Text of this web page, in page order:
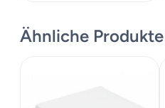
Ähnliche Produkte